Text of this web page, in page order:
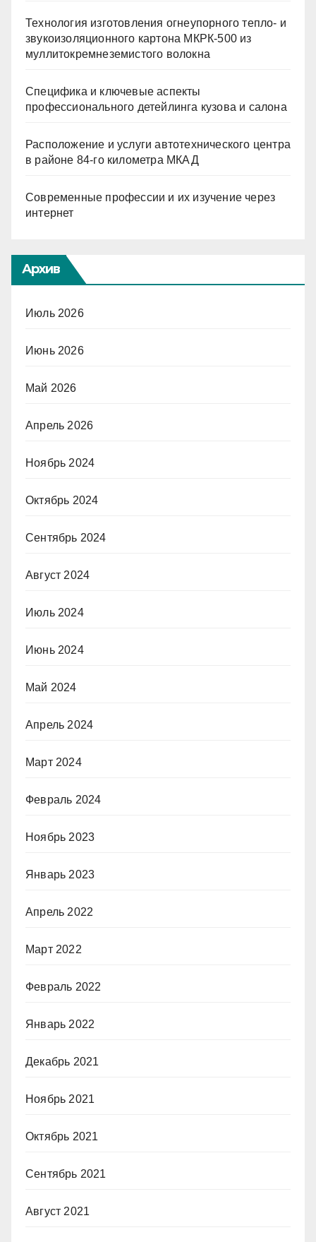
Технология изготовления огнеупорного тепло- и
звукоизоляционного картона МКРК-500 из
муллитокремнеземистого волокна
Специфика и ключевые аспекты
профессионального детейлинга кузова и салона
Расположение и услуги автотехнического центра
в районе 84-го километра МКАД
Современные профессии и их изучение через
интернет
Архив
Июль 2026
Июнь 2026
Май 2026
Апрель 2026
Ноябрь 2024
Октябрь 2024
Сентябрь 2024
Август 2024
Июль 2024
Июнь 2024
Май 2024
Апрель 2024
Март 2024
Февраль 2024
Ноябрь 2023
Январь 2023
Апрель 2022
Март 2022
Февраль 2022
Январь 2022
Декабрь 2021
Ноябрь 2021
Октябрь 2021
Сентябрь 2021
Август 2021